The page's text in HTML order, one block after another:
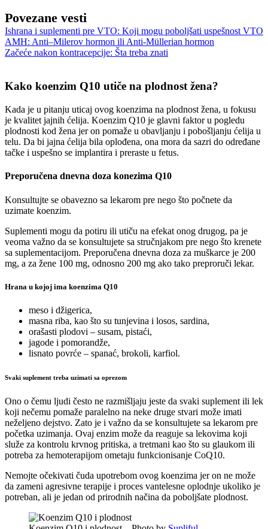
Povezane vesti
Ishrana i suplementi pre VTO: Koji mogu poboljšati uspešnost VTO
AMH: Anti–Milerov hormon ili Anti-Müllerian hormon
Začeće nakon kontracepcije: Šta treba znati
Kako koenzim Q10 utiče na plodnost žena?
Kada je u pitanju uticaj ovog koenzima na plodnost žena, u fokusu
je kvalitet jajnih ćelija. Koenzim Q10 je glavni faktor u pogledu
plodnosti kod žena jer on pomaže u obavljanju i pobošljanju ćelija u
telu. Da bi jajna ćelija bila oplođena, ona mora da sazri do određane
tačke i uspešno se implantira i preraste u fetus.
Preporučena dnevna doza konezima Q10
Konsultujte se obavezno sa lekarom pre nego što počnete da
uzimate koenzim.
Suplementi mogu da potiru ili utiču na efekat onog drugog, pa je
veoma važno da se konsultujete sa stručnjakom pre nego što krenete
sa suplementacijom. Preporučena dnevna doza za muškarce je 200
mg, a za žene 100 mg, odnosno 200 mg ako tako preproruči lekar.
Hrana u kojoj ima koenzima Q10
meso i džigerica,
masna riba, kao što su tunjevina i losos, sardina,
orašasti plodovi – susam, pistaći,
jagode i pomorandže,
lisnato povrće – spanać, brokoli, karfiol.
Svaki suplement treba uzimati sa oprezom
Ono o čemu ljudi često ne razmišljaju jeste da svaki suplement ili lek
koji nečemu pomaže paralelno na neke druge stvari može imati
neželjeno dejstvo. Zato je i važno da se konsultujete sa lekarom pre
početka uzimanja. Ovaj enzim može da reaguje sa lekovima koji
služe za kontrolu krvnog pritiska, a tretmani kao što su glaukom ili
potreba za hemoterapijom ometaju funkcionisanje CoQ10.
Nemojte očekivati čuda upotrebom ovog koenzima jer on ne može
da zameni agresivne terapije i proces vantelesne oplodnje ukoliko je
potreban, ali je jedan od prirodnih načina da poboljšate plodnost.